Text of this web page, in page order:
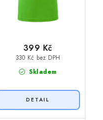
Skladem
330 Kč bez DPH
399 Kč